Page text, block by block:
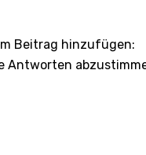
Beitrag hinzufügen:
Antworten